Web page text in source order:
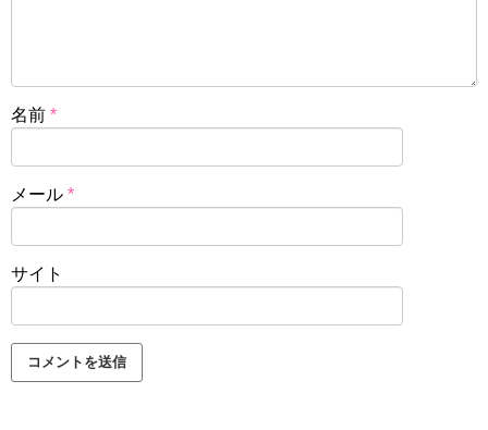
名前 *
メール *
サイト